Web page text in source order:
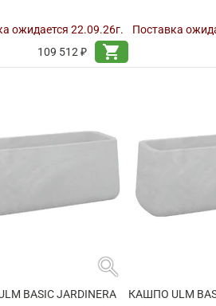
ожидается 22.09.26г.
109 512 ₽
shopping_cart
Поставка
search
BASIC JARDINERA
КАШПО ULM